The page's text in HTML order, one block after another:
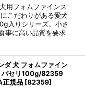
用フォムファインス
こだわりがある愛犬
入りシリーズ。小さ
事に高い品質を要求
ダ 犬 フォムファイン
パセリ100g/82359
正規品 [82359]